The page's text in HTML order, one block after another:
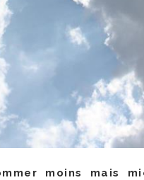
moins mais